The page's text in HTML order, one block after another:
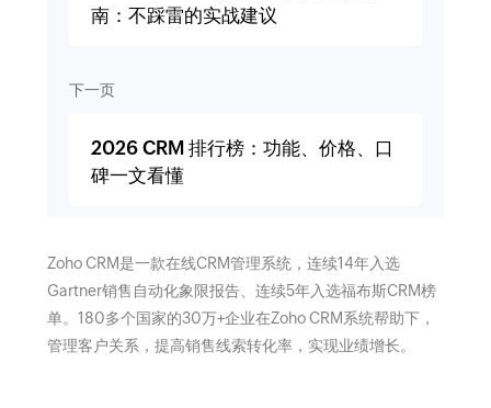
南：不踩雷的实战建议
下一页
2026 CRM 排行榜：功能、价格、口
碑一文看懂
Zoho CRM是一款在线CRM管理系统，连续14年入选
Gartner销售自动化象限报告、连续5年入选福布斯CRM榜
单。180多个国家的30万+企业在Zoho CRM系统帮助下，
管理客户关系，提高销售线索转化率，实现业绩增长。